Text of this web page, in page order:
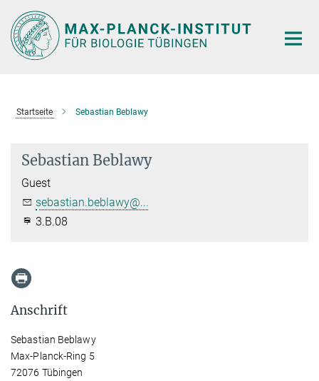
Hauptinhalt
Startseite Sebastian Beblawy
Sebastian Beblawy
Guest
sebastian.beblawy@...
3.B.08
Anschrift
Sebastian Beblawy
Max-Planck-Ring 5
72076 Tübingen